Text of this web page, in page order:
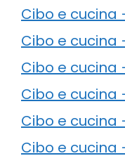
Cibo e cucina
Cibo e cucina
Cibo e cucina
Cibo e cucina
Cibo e cucina
Cibo e cucina